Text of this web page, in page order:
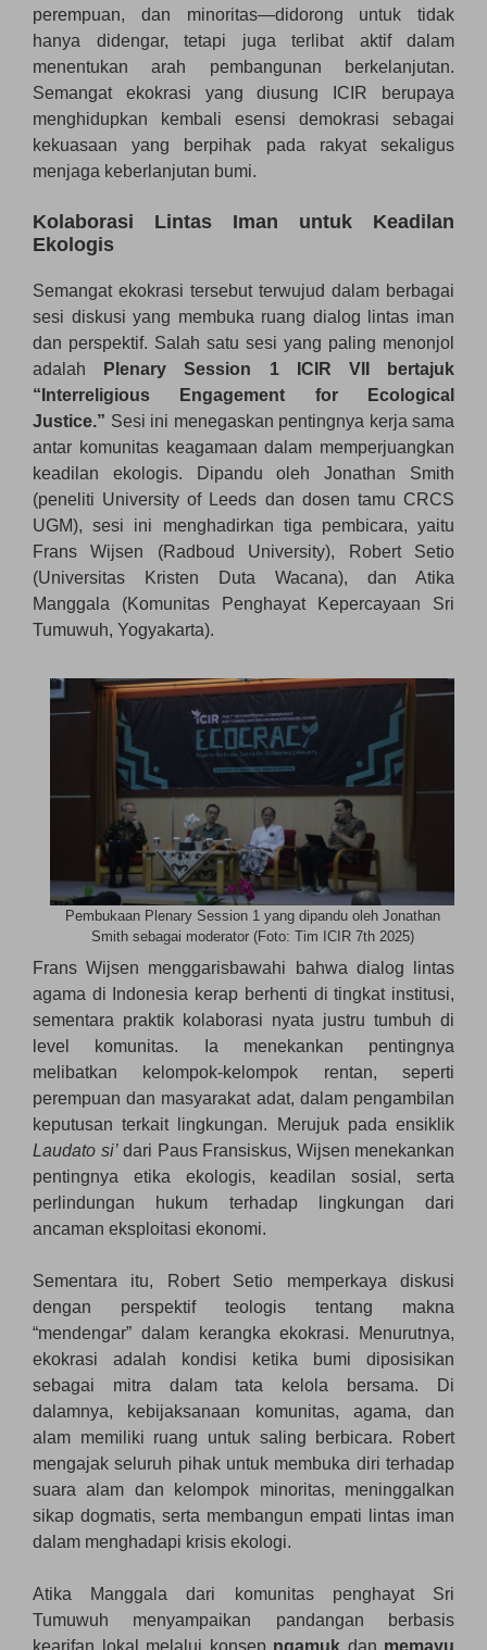
perempuan, dan minoritas—didorong untuk tidak
hanya didengar, tetapi juga terlibat aktif dalam
menentukan arah pembangunan berkelanjutan.
Semangat ekokrasi yang diusung ICIR berupaya
menghidupkan kembali esensi demokrasi sebagai
kekuasaan yang berpihak pada rakyat sekaligus
menjaga keberlanjutan bumi.
Kolaborasi Lintas Iman untuk Keadilan
Ekologis
Semangat ekokrasi tersebut terwujud dalam berbagai
sesi diskusi yang membuka ruang dialog lintas iman
dan perspektif. Salah satu sesi yang paling menonjol
adalah
Plenary Session 1 ICIR VII bertajuk
“Interreligious Engagement for Ecological
Justice.” Sesi ini menegaskan pentingnya kerja sama
antar komunitas keagamaan dalam memperjuangkan
keadilan ekologis. Dipandu oleh Jonathan Smith
(peneliti University of Leeds dan dosen tamu CRCS
UGM), sesi ini menghadirkan tiga pembicara, yaitu
Frans Wijsen (Radboud University), Robert Setio
(Universitas Kristen Duta Wacana), dan Atika
Manggala (Komunitas Penghayat Kepercayaan Sri
Tumuwuh, Yogyakarta).
Pembukaan Plenary Session 1 yang dipandu oleh Jonathan
Smith sebagai moderator (Foto: Tim ICIR 7th 2025)
Frans Wijsen menggarisbawahi bahwa dialog lintas
agama di Indonesia kerap berhenti di tingkat institusi,
sementara praktik kolaborasi nyata justru tumbuh di
level komunitas. Ia menekankan pentingnya
melibatkan kelompok-kelompok rentan, seperti
perempuan dan masyarakat adat, dalam pengambilan
keputusan terkait lingkungan. Merujuk pada ensiklik
Laudato si’dari Paus Fransiskus, Wijsen menekankan
pentingnya etika ekologis, keadilan sosial, serta
perlindungan hukum terhadap lingkungan dari
ancaman eksploitasi ekonomi.
Sementara itu, Robert Setio memperkaya diskusi
dengan perspektif teologis tentang makna
“mendengar” dalam kerangka ekokrasi. Menurutnya,
ekokrasi adalah kondisi ketika bumi diposisikan
sebagai mitra dalam tata kelola bersama. Di
dalamnya, kebijaksanaan komunitas, agama, dan
alam memiliki ruang untuk saling berbicara. Robert
mengajak seluruh pihak untuk membuka diri terhadap
suara alam dan kelompok minoritas, meninggalkan
sikap dogmatis, serta membangun empati lintas iman
dalam menghadapi krisis ekologi.
Atika Manggala dari komunitas penghayat Sri
Tumuwuh menyampaikan pandangan berbasis
kearifan lokal melalui konsep ngamuk dan memayu